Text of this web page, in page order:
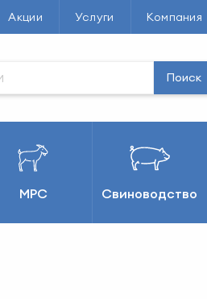
Акции Услуги Компания
Поиск
МРС Свиноводство